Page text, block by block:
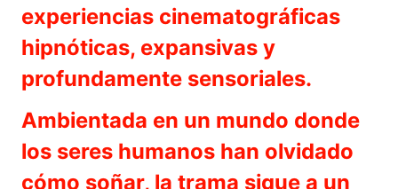
experiencias cinematográficas
hipnóticas, expansivas y
profundamente sensoriales.
Ambientada en un mundo donde
los seres humanos han olvidado
cómo soñar, la trama sigue a un